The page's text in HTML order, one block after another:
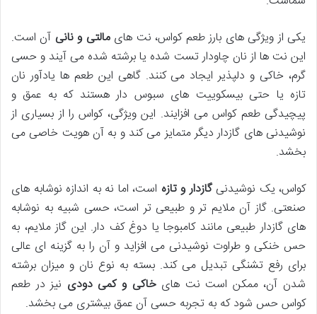
یکی از ویژگی های بارز طعم کواس، نت هایمالتی و نانی آن است.
این نت ها از نان چاودار تست شده یا برشته شده می آیند و حسی
گرم، خاکی و دلپذیر ایجاد می کنند. گاهی این طعم ها یادآور نان
تازه یا حتی بیسکوییت های سبوس دار هستند که به عمق و
پیچیدگی طعم کواس می افزایند. این ویژگی، کواس را از بسیاری از
نوشیدنی های گازدار دیگر متمایز می کند و به آن هویت خاصی می
بخشد.
کواس، یک نوشیدنیگازدار و تازه است، اما نه به اندازه نوشابه های
صنعتی. گاز آن ملایم تر و طبیعی تر است، حسی شبیه به نوشابه
های گازدار طبیعی مانند کامبوجا یا دوغ کف دار. این گاز ملایم، به
حس خنکی و طراوت نوشیدنی می افزاید و آن را به گزینه ای عالی
برای رفع تشنگی تبدیل می کند. بسته به نوع نان و میزان برشته
شدن آن، ممکن است نت هایخاکی و کمی دودی نیز در طعم
کواس حس شود که به تجربه حسی آن عمق بیشتری می بخشد.